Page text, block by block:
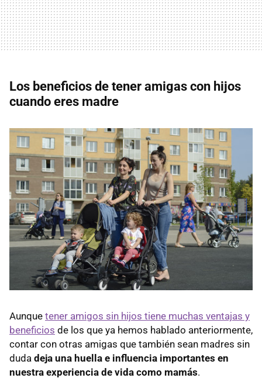
Los beneficios de tener amigas con hijos
cuando eres madre
Aunque tener amigos sin hijos tiene muchas ventajas y
beneficios de los que ya hemos hablado anteriormente,
contar con otras amigas que también sean madres sin
duda deja una huella e influencia importantes en
nuestra experiencia de vida como mamás.